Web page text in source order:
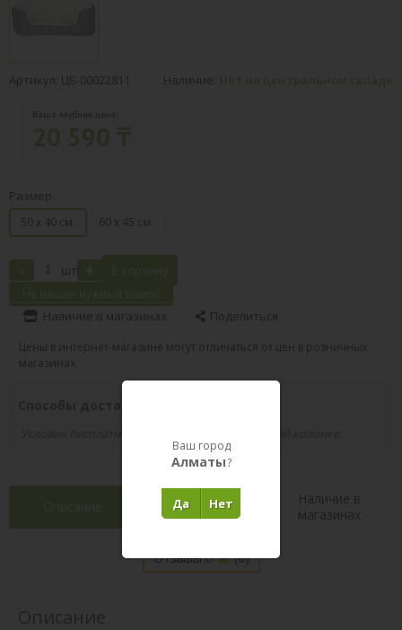
Артикул: ЦБ-00022811 Наличие: Нет на центральном складе
Ваша клубная цена:
Размер
50 х 40 см. 60 х 45 см.
- шт + В корзину
Не нашли нужный товар?
Наличие в магазинах Поделиться
Цены в интернет-магазине могут отличаться от цен в розничных
магазинах.
Описание Характеристики
Наличие в
магазинах
Отзывы 0 (0)
Ваш город
Алматы?
Нет
Да